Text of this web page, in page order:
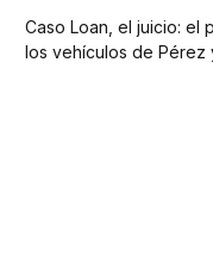
Caso Loan, el juicio: el
los vehículos de Pérez